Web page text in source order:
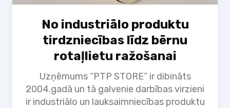
No industriālo produktu
tirdzniecības līdz bērnu
rotaļlietu ražošanai
Uzņēmums “PTP STORE” ir dibināts
2004.gadā un tā galvenie darbības virzieni
ir industriālo un lauksaimniecības produktu